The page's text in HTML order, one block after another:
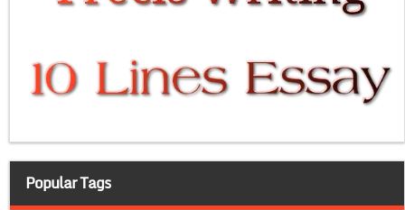
Popular Tags